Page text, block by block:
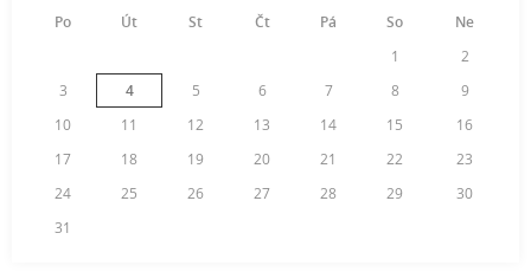
Po
Út St Čt Pá So
Ne
1
2
3
4 5 6 7 8
9
10
11 12 13 14 15
16
17
18 19 20 21 22
23
24
25 26 27 28 29
30
31